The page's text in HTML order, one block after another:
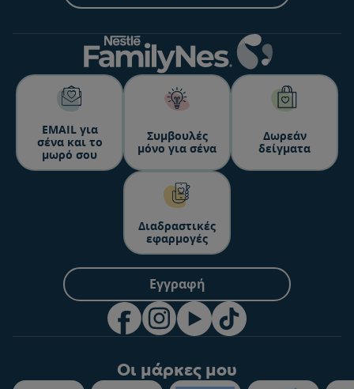
ΕΜΑΙL για
σένα και το
μωρό σου
Συμβουλές
μόνο για σένα
Δωρεάν
δείγματα
Διαδραστικές
εφαρμογές
Εγγραφή
Οι μάρκες μου